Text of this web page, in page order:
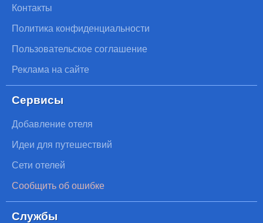
Контакты
Политика конфиденциальности
Пользовательское соглашение
Реклама на сайте
Сервисы
Добавление отеля
Идеи для путешествий
Сети отелей
Сообщить об ошибке
Службы